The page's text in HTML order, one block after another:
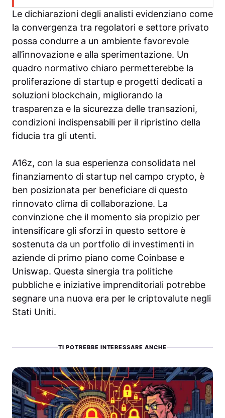
Le dichiarazioni degli analisti evidenziano come
la convergenza tra regolatori e settore privato
possa condurre a un ambiente favorevole
all’innovazione e alla sperimentazione. Un
quadro normativo chiaro permetterebbe la
proliferazione di startup e progetti dedicati a
soluzioni blockchain, migliorando la
trasparenza e la sicurezza delle transazioni,
condizioni indispensabili per il ripristino della
fiducia tra gli utenti.
A16z, con la sua esperienza consolidata nel
finanziamento di startup nel campo crypto, è
ben posizionata per beneficiare di questo
rinnovato clima di collaborazione. La
convinzione che il momento sia propizio per
intensificare gli sforzi in questo settore è
sostenuta da un portfolio di investimenti in
aziende di primo piano come Coinbase e
Uniswap. Questa sinergia tra politiche
pubbliche e iniziative imprenditoriali potrebbe
segnare una nuova era per le criptovalute negli
Stati Uniti.
TI POTREBBE INTERESSARE ANCHE